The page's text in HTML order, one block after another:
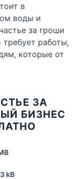
в
воды и
за гроши
работы,
которые от
ЗА
БИЗНЕС
kB